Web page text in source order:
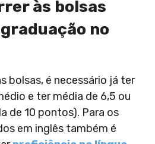
às bolsas
no
bolsas, é necessário já ter
e ter média de 6,5 ou
de 10 pontos). Para os
em inglês também é